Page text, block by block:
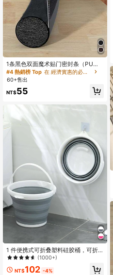
1条黑色双面魔术贴门密封条（PU革
+泡沫管），产品本身有纹理，主图仅
供展示效果
#4 熱銷榜 Top
在 經濟實惠的必需品 家具保護
60+售出
NT$55
1 件便携式可折叠塑料硅胶桶，可折
叠洗车盆，大容量钓鱼桶，家用储水
(1000+)
NT$102 -4%